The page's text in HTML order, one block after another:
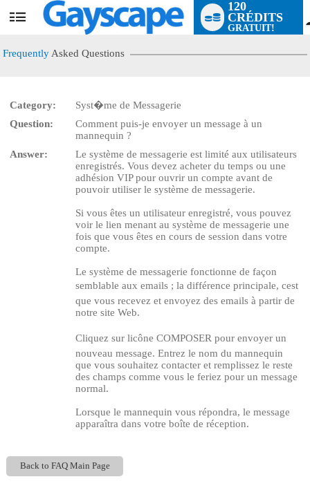
User
120
CRÉDITS
GRATUIT!
Frequently Asked Questions
Category:
Syst�me de Messagerie
Question:
Comment puis-je envoyer un message à un
mannequin ?
Answer:
Le système de messagerie est limité aux utilisateurs
enregistrés. Vous devez acheter du temps ou une
adhésion VIP pour ouvrir un compte avant de
pouvoir utiliser le système de messagerie.
Si vous êtes un utilisateur enregistré, vous pouvez
voir le lien menant au système de messagerie une
fois que vous êtes en cours de session dans votre
compte.
Le système de messagerie fonctionne de façon
semblable aux emails ; la différence principale, cest
que vous recevez et envoyez des emails à partir de
notre site Web.
Cliquez sur licône COMPOSER pour envoyer un
nouveau message. Entrez le nom du mannequin
que vous souhaitez contacter et remplissez le reste
des champs comme vous le feriez pour un message
normal.
Lorsque le mannequin vous répondra, le message
apparaîtra dans votre boîte de réception.
Back to FAQ Main Page
LIMITED TIME OFFER!